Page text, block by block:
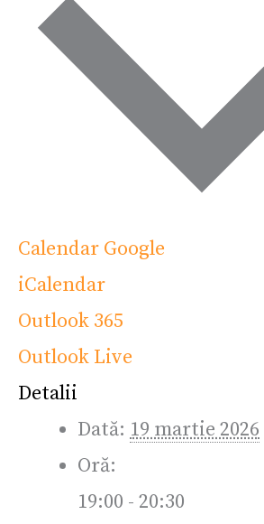
Calendar Google
iCalendar
Outlook 365
Outlook Live
Detalii
Dată: 19 martie 2026
Oră:
19:00 - 20:30